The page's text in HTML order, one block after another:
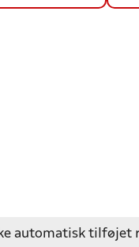
automatisk tilføjet